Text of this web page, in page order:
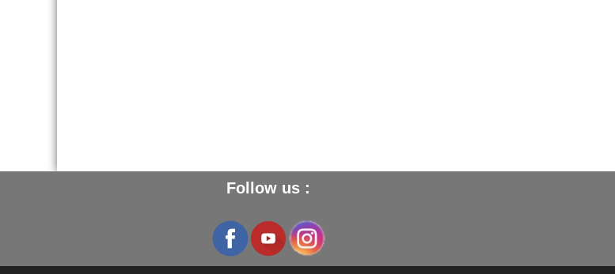
Follow us :